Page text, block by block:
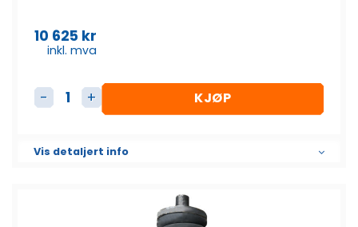
10 625 kr
inkl. mva
Beltestrammer komplett antall
KJØP
Vis detaljert info